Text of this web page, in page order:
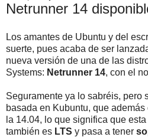
Netrunner 14
Los amantes de Ubuntu y del
suerte, pues acaba de ser
nueva versión de una de las
Systems: Netrunner 14, con el
Seguramente ya lo sabréis, pero
basada en Kubuntu, que
la 14.04, lo que significa que
también es LTS y pasa a tener